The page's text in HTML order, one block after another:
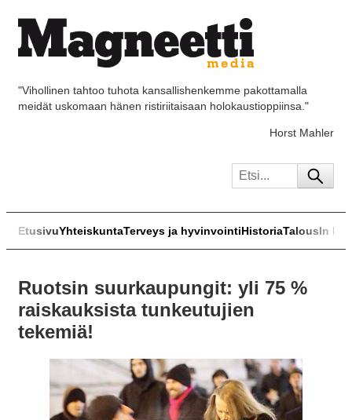
"Vihollinen tahtoo tuhota kansallishenkemme pakottamalla
meidät uskomaan hänen ristiriitaisaan holokaustioppiinsa."
Horst Mahler
EtusivuYhteiskuntaTerveys ja hyvinvointiHistoriaTalousIn
Ruotsin suurkaupungit: yli 75 %
raiskauksista tunkeutujien
tekemiä!